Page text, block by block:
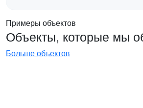
Примеры объектов
Объекты, которые мы
Больше объектов